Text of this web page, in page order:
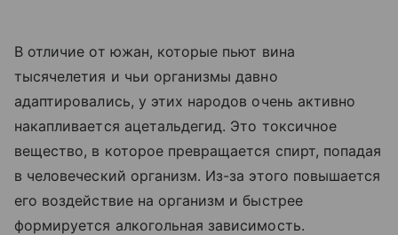
В отличие от южан, которые пьют вина
тысячелетия и чьи организмы давно
адаптировались, у этих народов очень активно
накапливается ацетальдегид. Это токсичное
вещество, в которое превращается спирт, попадая
в человеческий организм. Из-за этого повышается
его воздействие на организм и быстрее
формируется алкогольная зависимость.